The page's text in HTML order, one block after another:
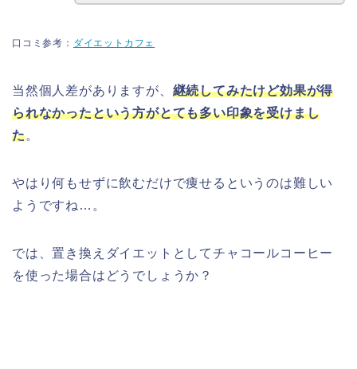
口コミ参考： ダイエットカフェ
当然個人差がありますが、 継続してみたけど効果が得
られなかったという方がとても多い印象を受けまし
た。
やはり何もせずに飲むだけで痩せるというのは難しい
ようですね…。
では、置き換えダイエットとしてチャコールコーヒー
を使った場合はどうでしょうか？